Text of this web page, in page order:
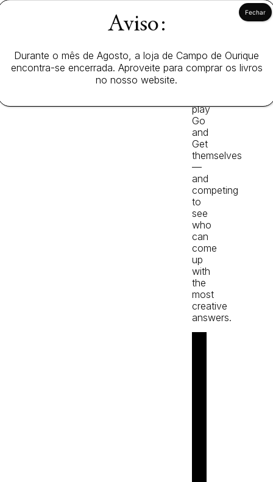
will
have
readers
play
Go
and
Get
themselves
—
and
competing
to
see
who
can
come
up
with
the
most
creative
answers.
Aviso:
Durante o mês de Agosto, a loja de Campo de Ourique
encontra-se encerrada. Aproveite para comprar os livros
no nosso website.